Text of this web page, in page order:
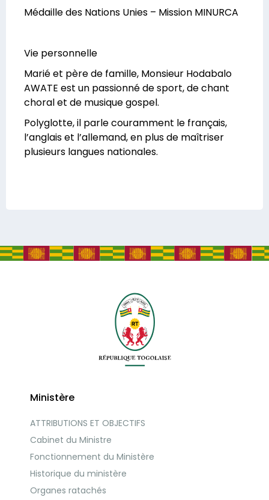
Médaille des Nations Unies – Mission MINURCA
Vie personnelle
Marié et père de famille, Monsieur Hodabalo
AWATE est un passionné de sport, de chant
choral et de musique gospel.
Polyglotte, il parle couramment le français,
l’anglais et l’allemand, en plus de maîtriser
plusieurs langues nationales.
Ministère
ATTRIBUTIONS ET OBJECTIFS
Cabinet du Ministre
Fonctionnement du Ministère
Historique du ministère
Organes ratachés